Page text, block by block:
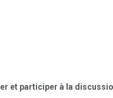
et participer à la